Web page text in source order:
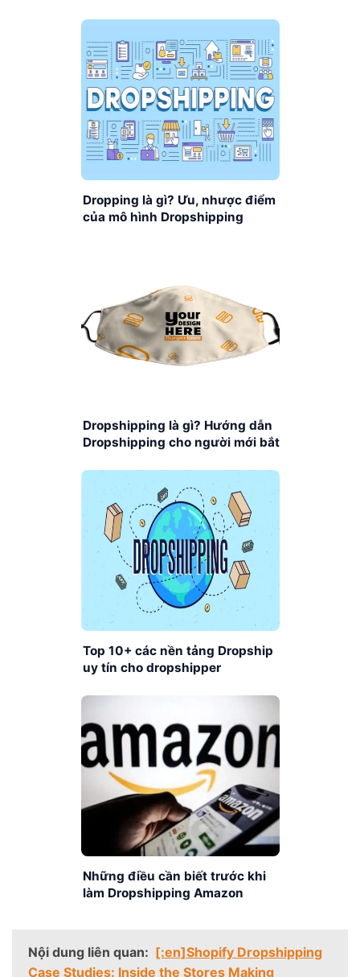
Dropping là gì? Ưu, nhược điểm
của mô hình Dropshipping
Dropshipping là gì? Hướng dẫn
Dropshipping cho người mới bắt
Top 10+ các nền tảng Dropship
uy tín cho dropshipper
Những điều cần biết trước khi
làm Dropshipping Amazon
Nội dung liên quan: [:en]Shopify Dropshipping
Case Studies: Inside the Stores Making